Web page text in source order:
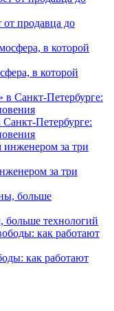
от продавца до
в которой
Петербурге:
за три
больше технологий
как работают